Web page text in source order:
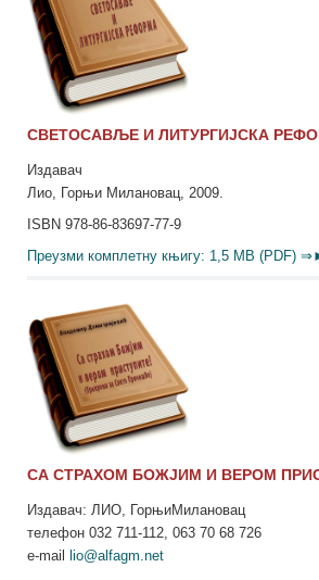
СВЕТОСАВЉЕ И ЛИТУРГИЈСКА
Издавач
Лио, Горњи Милановац, 2009.
ISBN 978-86-83697-77-9
Преузми комплетну књигу: 1,5 MB (PDF)
СА СТРАХОМ БОЖЈИМ И ВЕРОМ
Издавач: ЛИО, ГорњиМилановац
телефон 032 711-112, 063 70 68 726
e-mail
lio@alfagm.net